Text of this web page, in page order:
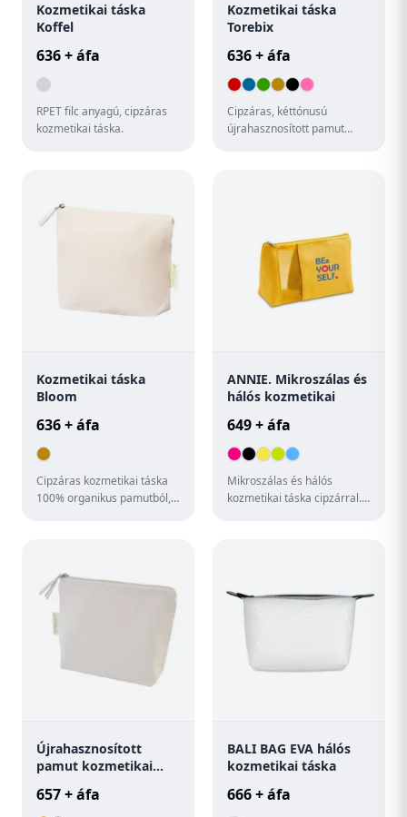
Kozmetikai táska
Koffel
636 + áfa
RPET filc anyagú, cipzáras
kozmetikai táska.
Kozmetikai táska
Torebix
636 + áfa
Cipzáras, kéttónusú
újrahasznosított pamut
Kozmetikai táska
Bloom
636 + áfa
Cipzáras kozmetikai táska
100% organikus pamutból,
ANNIE. Mikroszálas és
hálós kozmetikai
649 + áfa
Mikroszálas és hálós
kozmetikai táska cipzárral.
Újrahasznosított
pamut kozmetikai
657 + áfa
BALI BAG EVA hálós
kozmetikai táska
666 + áfa